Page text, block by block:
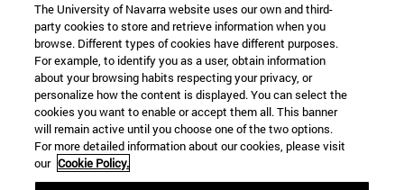
22 SEP
FUNCIÓN Y FICCIÓN. Varios artistas
Más información
The University of Navarra website uses our own and third-
party cookies to store and retrieve information when you
browse. Different types of cookies have different purposes.
For example, to identify you as a user, obtain information
about your browsing habits respecting your privacy, or
personalize how the content is displayed. You can select the
cookies you want to enable or accept them all. This banner
will remain active until you choose one of the two options.
For more detailed information about our cookies, please visit
our Cookie Policy.